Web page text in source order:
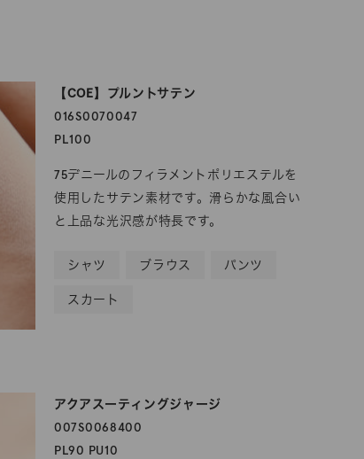
【COE】プルントサテン
016S0070047
PL100
75デニールのフィラメントポリエステルを
使用したサテン素材です。滑らかな風合い
と上品な光沢感が特長です。
シャツ ブラウス パンツ
スカート
アクアスーティングジャージ
007S0068400
PL90 PU10